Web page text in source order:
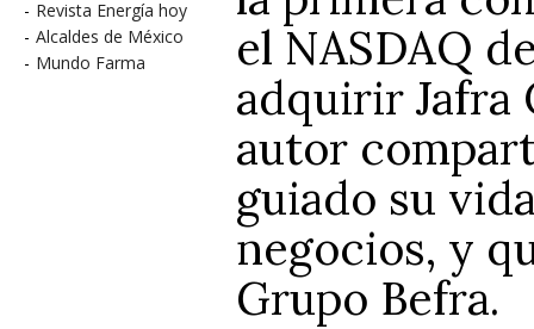
- Revista Energía hoy
- Alcaldes de México
- Mundo Farma
el NASDAQ
adquirir Jafra
autor
guiado su
negocios, y
Grupo Befra.